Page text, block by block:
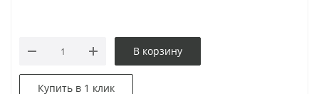
В корзину
Купить в 1 клик